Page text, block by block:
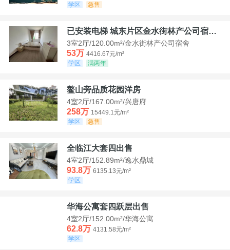
学区
急售
已安装电梯 城东片区金水街林产公司宿舍套三可看江景
3室2厅/120.00m²/金水街林产公司宿舍
53万 4416.67元/m²
学区
满两年
鳌山旁品质花园洋房
4室2厅/167.00m²/兴唐府
258万 15449.1元/m²
学区
急售
全临江大套四出售
4室2厅/152.89m²/逸水鼎城
93.8万 6135.13元/m²
学区
华海公寓套四跃层出售
4室2厅/152.00m²/华海公寓
62.8万 4131.58元/m²
学区